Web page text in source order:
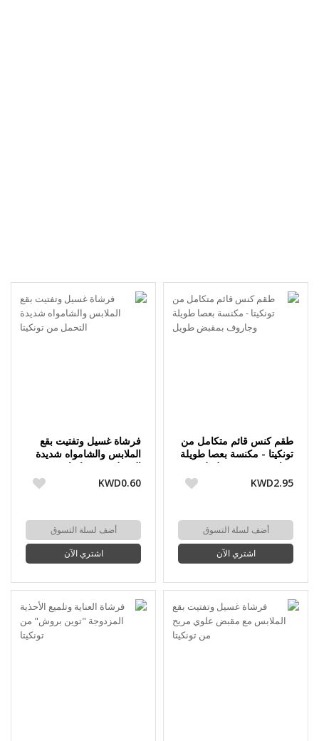
طقم كنس قائم متكامل من
تونكيتا - مكنسة بعصا طويلة
وجاروف بمقبض طويل
KWD2.95
أضف لسلة التسوق
اشتري الآن
فرشاة غسيل وتفتيت بقع
الملابس والشامواه شديدة
التحمل من تونكيتا
KWD0.60
أضف لسلة التسوق
اشتري الآن